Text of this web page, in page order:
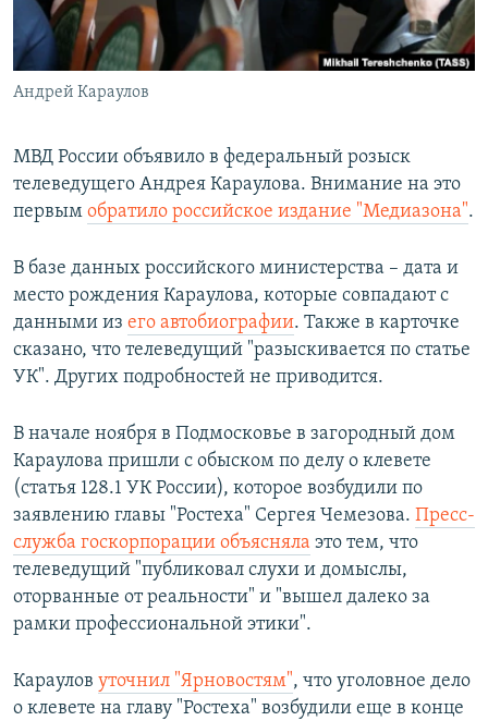
ПОБЕДИТЕЛЕЙ НЕ СУДЯТ?
КРЫМ.НЕПОКОРЕННЫЙ
ELIFBE
ПРИСОЕДИНЯЙТЕСЬ!
Все сайты RFE/RL
Андрей Караулов
МВД России объявило в федеральный розыск
телеведущего Андрея Караулова. Внимание на это
первым обратило российское издание "Медиазона".
В базе данных российского министерства – дата и
место рождения Караулова, которые совпадают с
данными из его автобиографии. Также в карточке
сказано, что телеведущий "разыскивается по статье
УК". Других подробностей не приводится.
В начале ноября в Подмосковье в загородный дом
Караулова пришли с обыском по делу о клевете
(статья 128.1 УК России), которое возбудили по
заявлению главы "Ростеха" Сергея Чемезова. Пресс-
служба госкорпорации объясняла это тем, что
телеведущий "публиковал слухи и домыслы,
оторванные от реальности" и "вышел далеко за
рамки профессиональной этики".
Караулов уточнил "Ярновостям", что уголовное дело
о клевете на главу "Ростеха" возбудили еще в конце